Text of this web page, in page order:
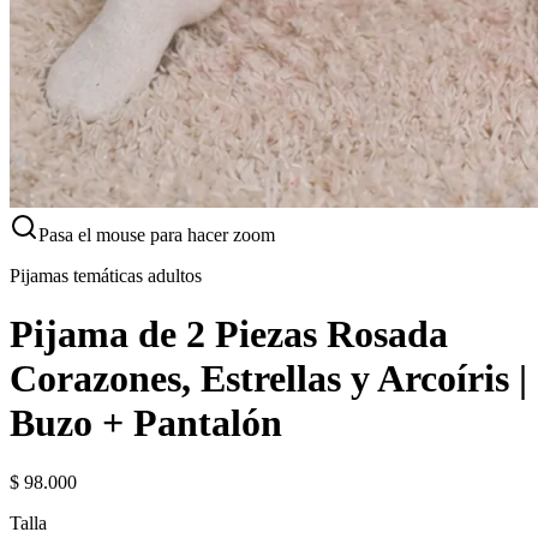
Pasa el mouse para hacer zoom
Pijamas temáticas adultos
Pijama de 2 Piezas Rosada
Corazones, Estrellas y Arcoíris |
Buzo + Pantalón
$ 98.000
Talla